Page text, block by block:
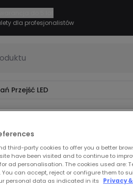
dla profesjonalistów
Przejść LED
LED
third-party cookies to offer you a better
have been visited and to continue to
ad personalisation. The cookies used are:
can accept, reject or configure them to
personal data as indicated in its
Privacy